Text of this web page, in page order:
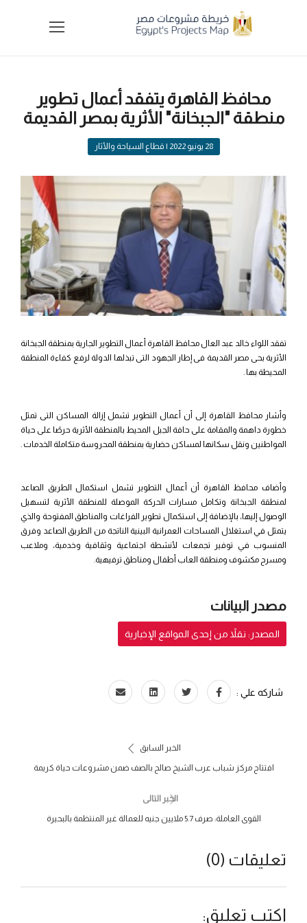
محافظ القاهرة يتفقد أعمال تطوير
منطقة "الجبخانة" الأثرية بمصر القديمة
28 يونيو 2022 | قطاع السياحة والأثار
تفقد اللواء خالد عبد العال محافظ القاهرة أعمال التطوير الجارية بمنطقة الجبخانة
الأثرية بحى مصر القديمة فى إطار الجهود التى تبذلها الدولة لرفع كفاءة المنطقة
المحيطة بها .
وأشار محافظ القاهرة إلى أن أعمال التطوير تشمل إزالة المساكن التى تمثل
خطورة داهمة والمقامة على حافة الجبل المحيط بالمنطقة الأثرية حرصًا على حياة
المواطنين ونقل سكانها لمساكن حضارية بمنطقة المحروسة متكاملة الخدمات .
وأضاف محافظ القاهرة أن أعمال التطوير تشمل استكمال الطريق الصاعد
لمنطقة الجبخانة وتكامل مسارات الحركة الموصلة للمنطقة الأثرية لتسهيل
الوصول إليها، بالإضافة إلى استكمال تطوير الفراغات والمناطق المفتوحة والذي
يتمثل في استغلال المساحات العمرانية البينية الناتجة من الطريق الصاعد وفرق
المنسوب في توفير تجمعات لأنشطة اجتماعية وثقافية وخدمية، وملاعب
ومسرح مكشوف ومنطقة العاب أطفال ومناطق ترفيهية.
مصدر البيانات
المصدر: نقلاً من إحدى المواقع الإخبارية
شاركه علي :
الخبر السابق
افتتاح مركز شباب عرب الشيخ صالح بالصف ضمن مشروعات حياة كريمة
الخبر التالى
القوى العاملة: صرف 5.7 ملايين جنيه للعمالة غير المنتظمة بالبحيرة
تعليقات (0)
اكتب تعليق: